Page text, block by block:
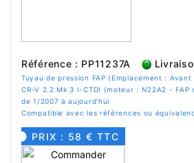
Référence : PP11237A
Tuyau de pression FAP (Emplacement :
CR-V 2.2 Mk 3 I-CTDI (moteur : N22A2 - FAP
de 1/2007 à aujourd'hui
Compatible avec les références ou
PRIX : 58 € TTC